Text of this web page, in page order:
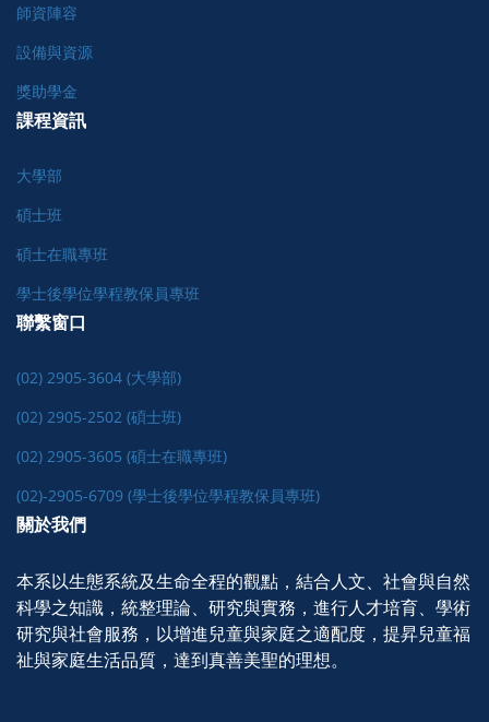
師資陣容
設備與資源
獎助學金
課程資訊
大學部
碩士班
碩士在職專班
學士後學位學程教保員專班
聯繫窗口
(02) 2905-3604 (大學部)
(02) 2905-2502 (碩士班)
(02) 2905-3605 (碩士在職專班)
(02)-2905-6709 (學士後學位學程教保員專班)
關於我們
本系以生態系統及生命全程的觀點，結合人文、社會與自然
科學之知識，統整理論、研究與實務，進行人才培育、學術
研究與社會服務，以增進兒童與家庭之適配度，提昇兒童福
祉與家庭生活品質，達到真善美聖的理想。